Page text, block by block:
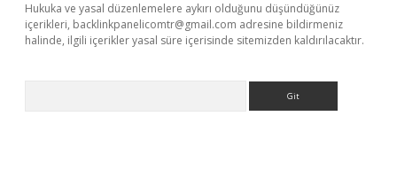
Hukuka ve yasal düzenlemelere aykırı olduğunu düşündüğünüz
içerikleri, backlinkpanelicomtr@gmail.com adresine bildirmeniz
halinde, ilgili içerikler yasal süre içerisinde sitemizden kaldırılacaktır.